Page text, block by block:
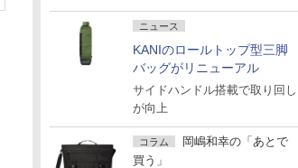
ニュース
KANIのロールトップ型三脚
バッグがリニューアル
サイドハンドル搭載で取り回し
が向上
コラム
岡嶋和幸の「あとで
買う」